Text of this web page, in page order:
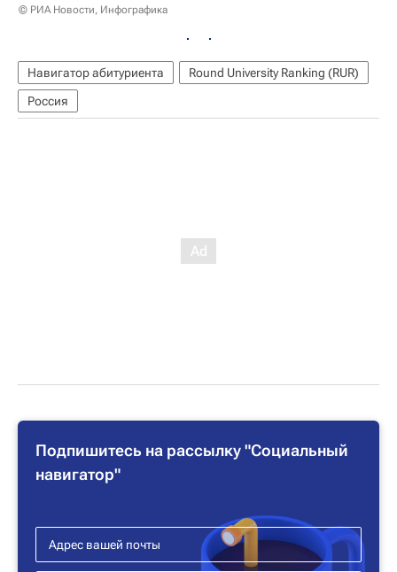
© РИА Новости, Инфографика
Навигатор абитуриента
Round University Ranking (RUR)
Россия
Подпишитесь на рассылку "Социальный
навигатор"